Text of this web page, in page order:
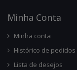
Minha Conta
Minha conta
Histórico de pedidos
Lista de desejos